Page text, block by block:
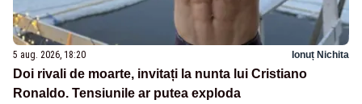
5 aug. 2026, 18:20 Ionuț Nichita
Doi rivali de moarte, invitați la nunta lui Cristiano
Ronaldo. Tensiunile ar putea exploda